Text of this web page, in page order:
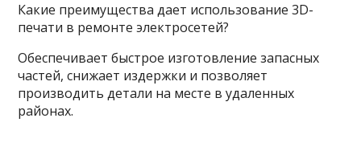
Какие преимущества дает использование 3D-
печати в ремонте электросетей?
Обеспечивает быстрое изготовление запасных
частей, снижает издержки и позволяет
производить детали на месте в удаленных
районах.